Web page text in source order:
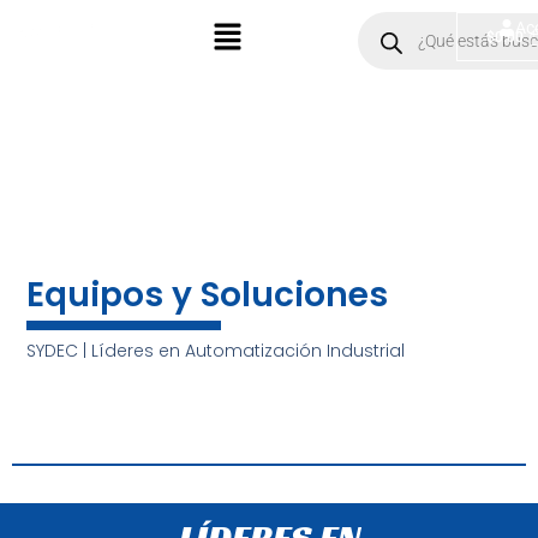
Menú
search
$0.00
Equipos y Soluciones
SYDEC | Líderes en Automatización Industrial